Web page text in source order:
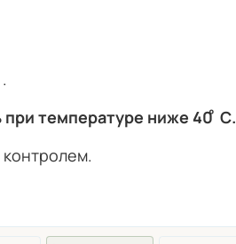
температуре ниже 40 ͦ С.